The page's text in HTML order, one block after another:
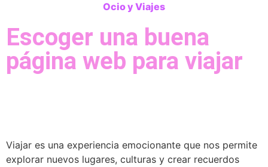
Ocio y Viajes
Escoger una buena
página web para viajar
Viajar es una experiencia emocionante que nos permite
explorar nuevos lugares, culturas y crear recuerdos